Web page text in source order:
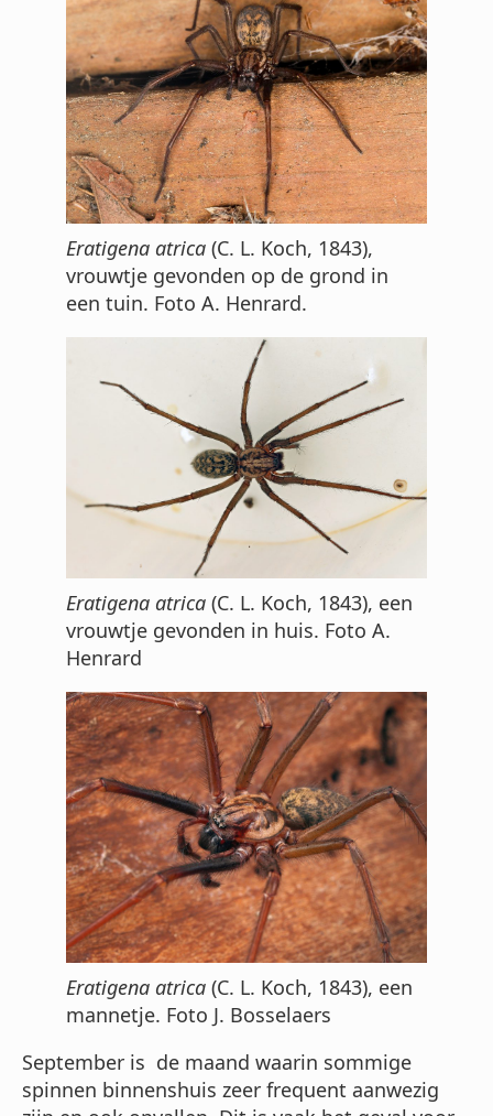
Eratigena atrica (C. L. Koch, 1843),
vrouwtje gevonden op de grond in
een tuin. Foto A. Henrard.
Eratigena atrica (C. L. Koch, 1843), een
vrouwtje gevonden in huis. Foto A.
Henrard
Eratigena atrica (C. L. Koch, 1843), een
mannetje. Foto J. Bosselaers
September is de maand waarin sommige
spinnen binnenshuis zeer frequent aanwezig